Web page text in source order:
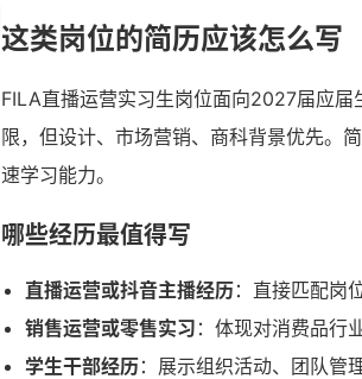
这类岗位的简历应该怎么写
FILA直播运营实习生岗位面向2027届应
限，但设计、市场营销、商科背景优先。
速学习能力。
哪些经历最值得写
直播运营或抖音主播经历：直接匹配岗
销售运营或零售实习 ：体现对消费品行
学生干部经历：展示组织活动、团队管